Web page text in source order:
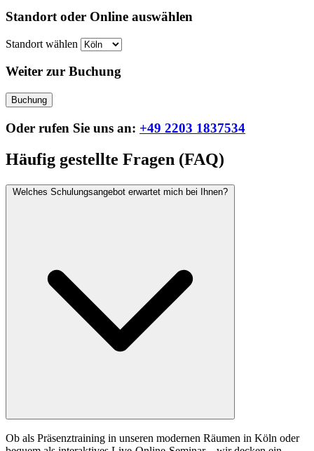
Standort oder Online auswählen
Standort wählen
Weiter zur Buchung
Buchung
Oder rufen Sie uns an: +49 2203 1837534
Häufig gestellte Fragen (FAQ)
Welches Schulungsangebot erwartet mich bei Ihnen?
Ob als Präsenztraining in unseren modernen Räumen in Köln oder